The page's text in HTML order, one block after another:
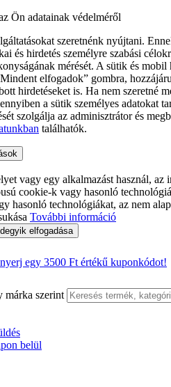
Ön adatainak védelméről
szeretnénk nyújtani.
és hirdetés személyre szabási
mérését. A sütik és
elfogadok” gombra,
hirdetéseket is. Ha nem szeretné
a sütik személyes adatokat
szolgálja az adminisztrátor és
találhatók.
vagy egy alkalmazást használ,
cookie-k vagy hasonló
hasonló technológiákat, az nem
További információ
elfogadása
egy 3500 Ft értékű kuponkódot!
márka szerint
belül